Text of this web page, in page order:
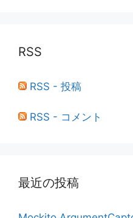
RSS
RSS - 投稿
RSS - コメント
最近の投稿